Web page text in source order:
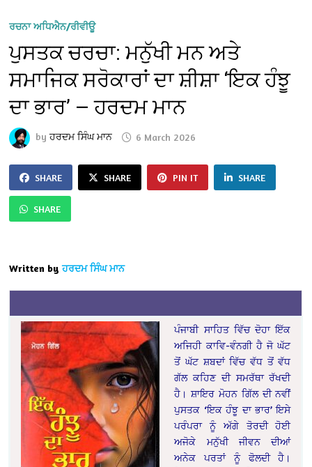
ਰਚਨਾ ਅਧਿਐਨ/ਰੀਵੀਊ
ਪੁਸਤਕ ਚਰਚਾ: ਮਨੁੱਖੀ ਮਨ ਅਤੇ
ਸਮਾਜਿਕ ਸਰੋਕਾਰਾਂ ਦਾ ਸ਼ੀਸ਼ਾ ‘ਇਕ ਹੰਝੂ
ਦਾ ਭਾਰ’ — ਹਰਦਮ ਮਾਨ
byਹਰਦਮ ਸਿੰਘ ਮਾਨ 6 March 2026
SHARE SHARE PIN IT SHARE
SHARE
Written by ਹਰਦਮ ਸਿੰਘ ਮਾਨ
ਪੰਜਾਬੀ ਸਾਹਿਤ ਵਿੱਚ ਦੋਹਾ ਇੱਕ
ਅਜਿਹੀ ਕਾਵਿ-ਵੰਨਗੀ ਹੈ ਜੋ ਘੱਟ
ਤੋਂ ਘੱਟ ਸ਼ਬਦਾਂ ਵਿੱਚ ਵੱਧ ਤੋਂ ਵੱਧ
ਗੱਲ ਕਹਿਣ ਦੀ ਸਮਰੱਥਾ ਰੱਖਦੀ
ਹੈ। ਸ਼ਾਇਰ ਮੋਹਨ ਗਿੱਲ ਦੀ ਨਵੀਂ
ਪੁਸਤਕ ‘ਇਕ ਹੰਝੂ ਦਾ ਭਾਰ’ ਇਸੇ
ਪਰੰਪਰਾ ਨੂੰ ਅੱਗੇ ਤੋਰਦੀ ਹੋਈ
ਅਜੋਕੇ ਮਨੁੱਖੀ ਜੀਵਨ ਦੀਆਂ
ਅਨੇਕ ਪਰਤਾਂ ਨੂੰ ਫੋਲਦੀ ਹੈ।